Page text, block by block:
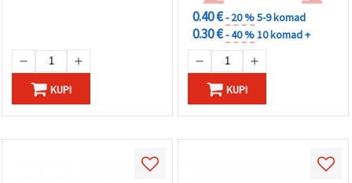
KUPI
0.40 €- 20 %5-9 komad
0.30 €- 40 %10 komad +
KUPI